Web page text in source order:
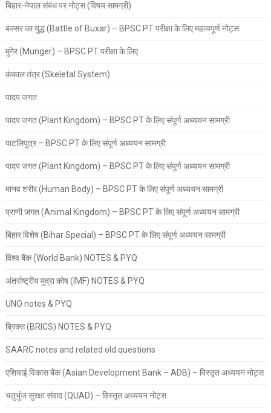
बिहार-नेपाल संबंध पर नोट्स (विषय सामग्री)
बक्सर का युद्ध (Battle of Buxar) – BPSC PT परीक्षा के लिए महत्वपूर्ण नोट्स
मुंगेर (Munger) – BPSC PT परीक्षा के लिए
कंकाल तंत्र (Skeletal System)
पादप जगत
पादप जगत (Plant Kingdom) – BPSC PT के लिए संपूर्ण अध्ययन सामग्री
पाटलिपुत्र – BPSC PT के लिए संपूर्ण अध्ययन सामग्री
पादप जगत (Plant Kingdom) – BPSC PT के लिए संपूर्ण अध्ययन सामग्री
मानव शरीर (Human Body) – BPSC PT के लिए संपूर्ण अध्ययन सामग्री
प्राणी जगत (Animal Kingdom) – BPSC PT के लिए संपूर्ण अध्ययन सामग्री
बिहार विशेष (Bihar Special) – BPSC PT के लिए संपूर्ण अध्ययन सामग्री
विश्व बैंक (World Bank) NOTES & PYQ
अंतर्राष्ट्रीय मुद्रा कोष (IMF) NOTES & PYQ
UNO notes & PYQ
ब्रिक्स (BRICS) NOTES & PYQ
SAARC notes and related old questions
एशियाई विकास बैंक (Asian Development Bank – ADB) – विस्तृत अध्ययन नोट्स
चतुर्भुज सुरक्षा संवाद (QUAD) – विस्तृत अध्ययन नोट्स